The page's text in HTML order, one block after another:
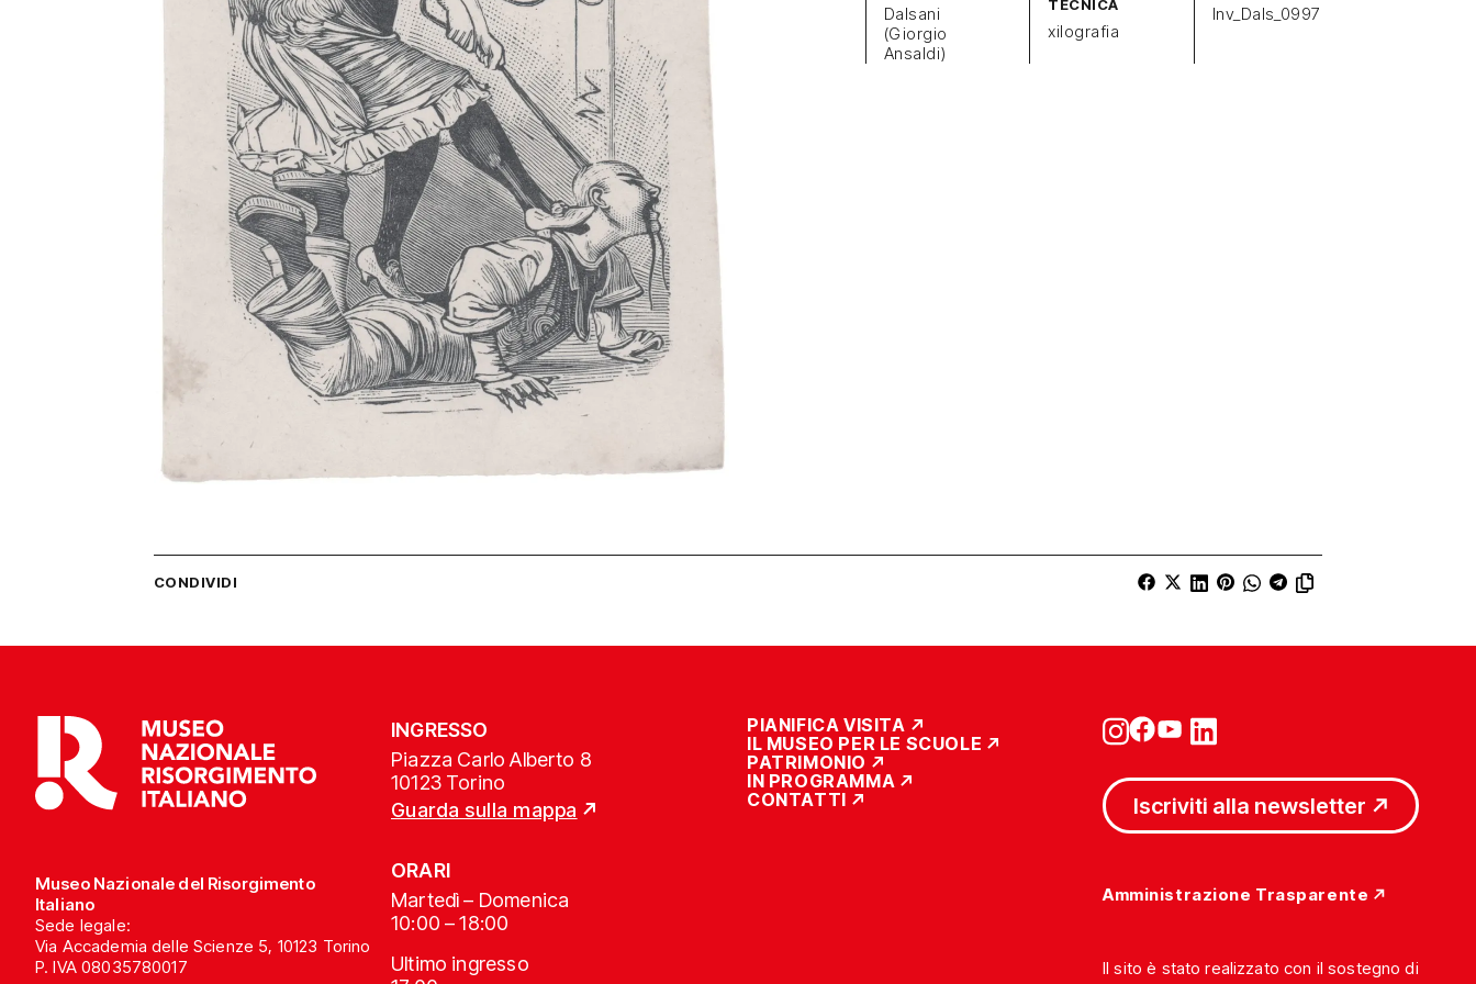
Dalsani
(Giorgio
Ansaldi)
TECNICA
xilografia
Inv_Dals_0997
CONDIVIDI
Museo Nazionale del Risorgimento
Italiano
Sede legale:
Via Accademia delle Scienze 5, 10123 Torino
P. IVA 08035780017
INGRESSO
Piazza Carlo Alberto 8
10123 Torino
Guarda sulla mappa
ORARI
Martedì – Domenica
10:00 – 18:00
Ultimo ingresso
PIANIFICA VISITA
IL MUSEO PER LE SCUOLE
PATRIMONIO
IN PROGRAMMA
CONTATTI
Iscriviti alla newsletter
Amministrazione Trasparente
Il sito è stato realizzato con il sostegno di